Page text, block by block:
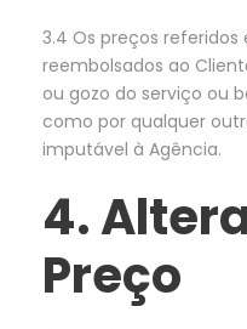
3.4 Os preços referidos
reembolsados ao
ou gozo do serviço ou
como por qualquer
imputável à Agência.
4.
Preço